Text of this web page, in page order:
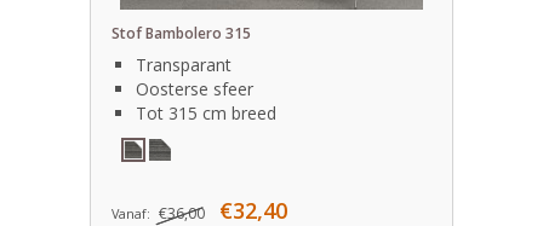
Stof Bambolero 315
Transparant
Oosterse sfeer
Tot 315 cm breed
Vanaf: €36,00 €32,40